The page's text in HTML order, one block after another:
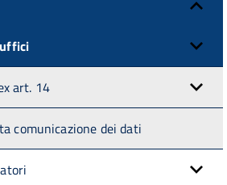
art. 14
comunicazione dei dati